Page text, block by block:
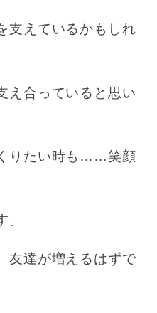
支えているかもしれ
え合っていると思い
りたい時も……笑顔
友達が増えるはずで